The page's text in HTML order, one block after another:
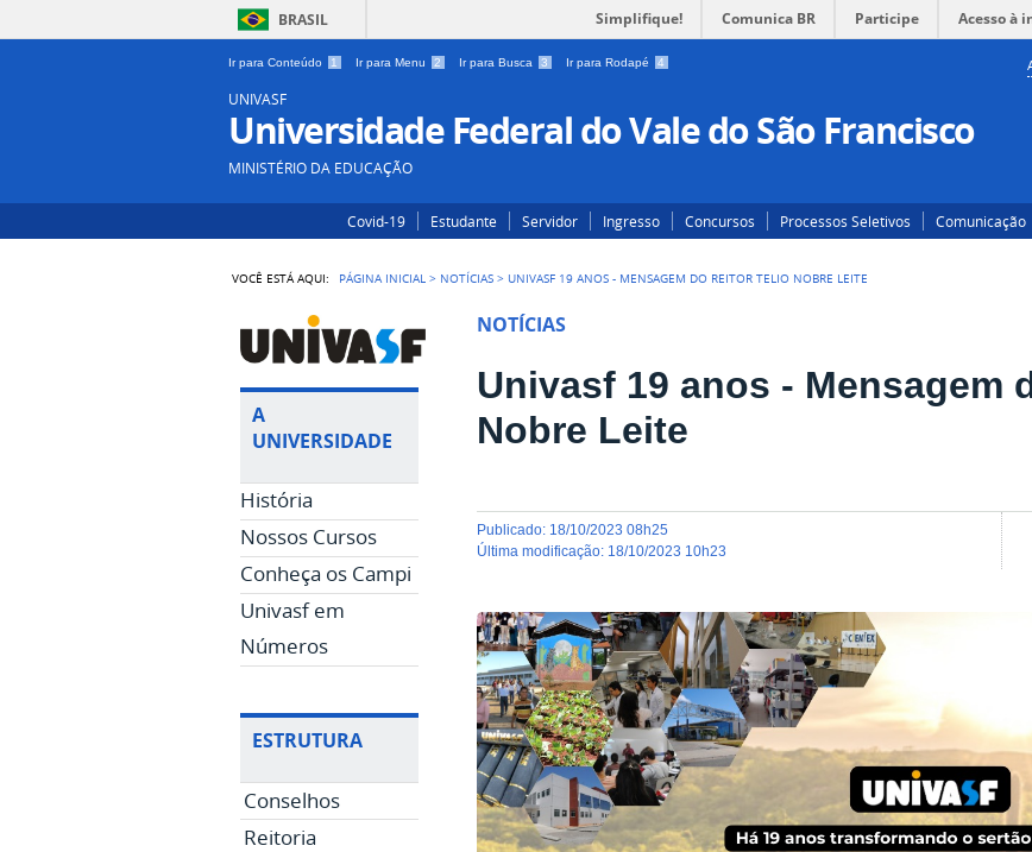
BRASIL Simplifique! Comunica BR Participe Acesso à
Ir para Conteúdo 1 Ir para Menu 2 Ir para Busca 3 Ir para Rodapé 4
UNIVASF
Universidade Federal do Vale do São Francisco
MINISTÉRIO DA EDUCAÇÃO
Covid-19 Estudante Servidor Ingresso Concursos Processos Seletivos Comunicação
VOCÊ ESTÁ AQUI: PÁGINA INICIAL > NOTÍCIAS > UNIVASF 19 ANOS - MENSAGEM DO REITOR TELIO NOBRE LEITE
A
UNIVERSIDADE
História
Nossos Cursos
Conheça os Campi
Univasf em
Números
ESTRUTURA
Conselhos
Reitoria
NOTÍCIAS
Univasf 19 anos - Mensagem
Nobre Leite
publicado: 18/10/2023 08h25
última modificação: 18/10/2023 10h23